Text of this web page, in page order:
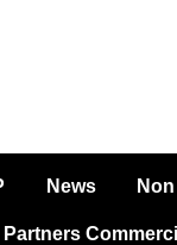
News
Partners